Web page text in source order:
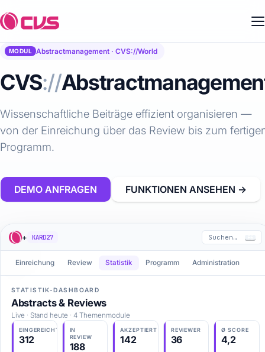
MODUL Abstractmanagement · CVS://World
CVS://
Wissenschaftliche Beiträge effizient organisieren —
von der Einreichung über das Review bis zum
Programm.
DEMO ANFRAGEN FUNKTIONEN ANSEHEN →
+ KARD27 Suchen…
Einreichung Review Statistik Programm Administration
STATISTIK-DASHBOARD
Abstracts & Reviews
Live · Stand heute · 4 Themenmodule
EINGEREICHT
312
IN
REVIEW
188
AKZEPTIERT
142
REVIEWER
36
Ø SCORE
4,2